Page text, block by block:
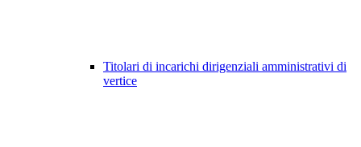
Titolari di incarichi dirigenziali amministrativi di
vertice